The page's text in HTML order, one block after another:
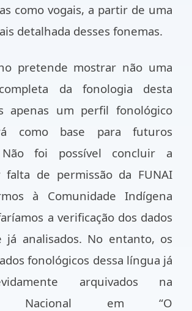
como vogais, a partir de uma
detalhada desses fonemas.
pretende mostrar não uma
da fonologia desta
apenas um perfil fonológico
como base para futuros
Não foi possível concluir a
falta de permissão da FUNAI
à Comunidade Indígena
a verificação dos dados
já analisados. No entanto, os
fonológicos dessa língua já
arquivados na
Nacional em “O